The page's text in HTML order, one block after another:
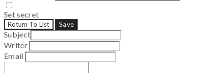
Set secret
Return To List Save
Subject
Writer
Email